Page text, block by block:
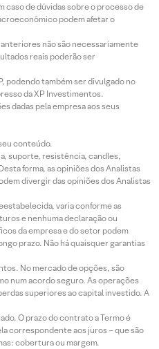
caso de dúvidas sobre o processo de
podem afetar o
não são necessariamente
reais poderão ser
podendo também ser divulgado no
da XP Investimentos.
dadas pela empresa aos seus
conteúdo.
suporte, resistência, candles,
forma, as opiniões dos Analistas
divergir das opiniões dos Analistas
varia conforme as
e nenhuma declaração ou
da empresa e do setor podem
prazo. Não há quaisquer garantias
No mercado de opções, são
num acordo seguro. As operações
superiores ao capital investido. A
O prazo do contrato a Termo é
correspondente aos juros – que são
cobertura ou margem.